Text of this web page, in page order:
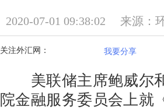
2020-07-01 09:38:02 来源：
关注外汇网： 我要分享
美联储主席鲍威尔和
院金融服务委员会上就